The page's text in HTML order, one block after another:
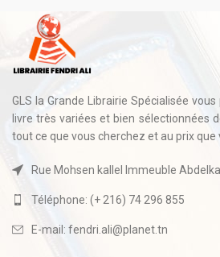
GLS la Grande Librairie Spécialisée
livre très variées et bien sélectionnées
tout ce que vous cherchez et au prix que
Rue Mohsen kallel Immeuble
Téléphone: (+ 216) 74 296 855
E-mail: fendri.ali@planet.tn